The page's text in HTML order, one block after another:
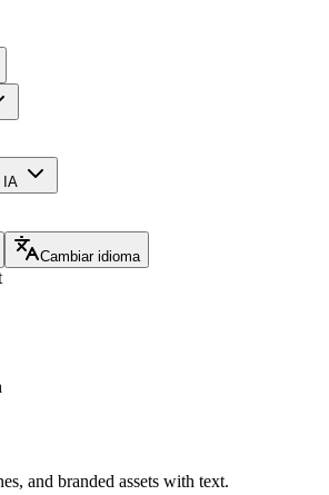
IA
Cambiar idioma
and branded assets with text.